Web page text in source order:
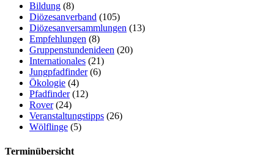
Bildung (8)
Diözesanverband (105)
Diözesanversammlungen (13)
Empfehlungen (8)
Gruppenstundenideen (20)
Internationales (21)
Jungpfadfinder(6)
Ökologie (4)
Pfadfinder(12)
Rover(24)
Veranstaltungstipps (26)
Wölflinge (5)
Terminübersicht